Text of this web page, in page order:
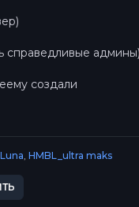
справедливые
создали
Luna,HMBL_ultra maks